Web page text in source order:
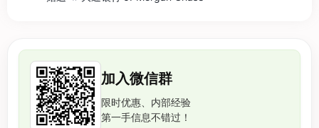
加入微信群
限时优惠、内部经验
第一手信息不错过！